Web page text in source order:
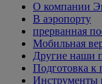
О компании
В аэропорту
прерванная
Мобильная
Другие наши
Подготовка к
Инструменты